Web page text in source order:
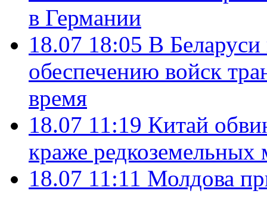
в Германии
18.07 18:05 В
обеспечению войск
время
18.07 11:19 Китай
краже редкоземельных
18.07 11:11 Молдова